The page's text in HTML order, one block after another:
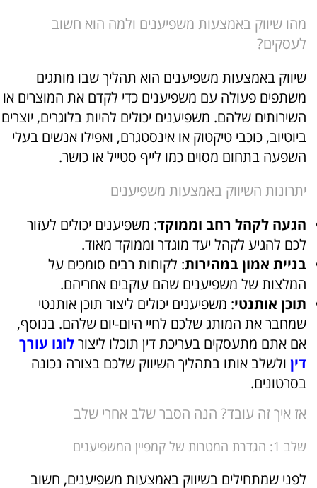
מהו שיווק באמצעות משפיענים ולמה הוא חשוב
לעסקים?
שיווק באמצעות משפיענים הוא תהליך שבו מותגים
משתפים פעולה עם משפיענים כדי לקדם את המוצרים או
השירותים שלהם. משפיענים יכולים להיות בלוגרים, יוצרים
ביוטיוב, כוכבי טיקטוק או אינסטגרם, ואפילו אנשים בעלי
השפעה בתחום מסוים כמו לייף סטייל או כושר.
יתרונות השיווק באמצעות משפיענים
הגעה לקהל רחב וממוקד: משפיענים יכולים לעזור
לכם להגיע לקהל יעד מוגדר וממוקד מאוד.
בניית אמון במהירות: לקוחות רבים סומכים על
המלצות של משפיענים שהם עוקבים אחריהם.
תוכן אותנטי: משפיענים יכולים ליצור תוכן אותנטי
שמחבר את המותג שלכם לחיי היום-יום שלהם. בנוסף,
אם אתם מתעסקים בעריכת דין תוכלו ליצורלוגו עורך
דין ולשלב אותו בתהליך השיווק שלכם בצורה נכונה
בסרטונים.
אז איך זה עובד? הנה הסבר שלב אחרי שלב
שלב 1: הגדרת המטרות של קמפיין המשפיענים
לפני שמתחילים בשיווק באמצעות משפיענים, חשוב